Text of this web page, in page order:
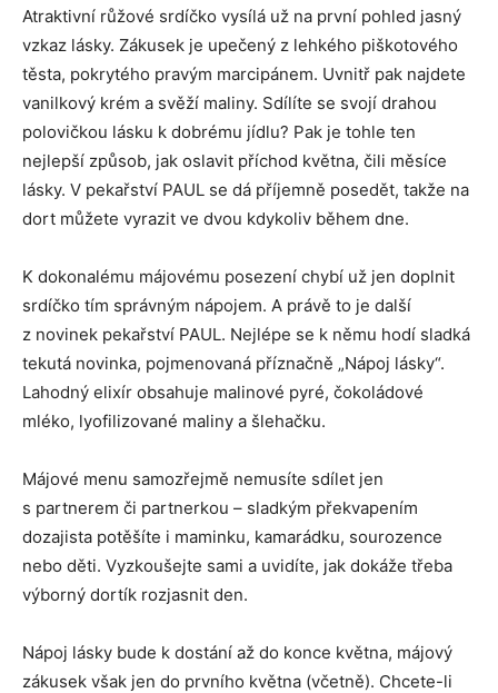
Atraktivní růžové srdíčko vysílá už na první pohled jasný
vzkaz lásky. Zákusek je upečený z lehkého piškotového
těsta, pokrytého pravým marcipánem. Uvnitř pak najdete
vanilkový krém a svěží maliny. Sdílíte se svojí drahou
polovičkou lásku k dobrému jídlu? Pak je tohle ten
nejlepší způsob, jak oslavit příchod května, čili měsíce
lásky. V pekařství PAUL se dá příjemně posedět, takže na
dort můžete vyrazit ve dvou kdykoliv během dne.
K dokonalému májovému posezení chybí už jen doplnit
srdíčko tím správným nápojem. A právě to je další
z novinek pekařství PAUL. Nejlépe se k němu hodí sladká
tekutá novinka, pojmenovaná příznačně „Nápoj lásky“.
Lahodný elixír obsahuje malinové pyré, čokoládové
mléko, lyofilizované maliny a šlehačku.
Májové menu samozřejmě nemusíte sdílet jen
s partnerem či partnerkou – sladkým překvapením
dozajista potěšíte i maminku, kamarádku, sourozence
nebo děti. Vyzkoušejte sami a uvidíte, jak dokáže třeba
výborný dortík rozjasnit den.
Nápoj lásky bude k dostání až do konce května, májový
zákusek však jen do prvního května (včetně). Chcete-li